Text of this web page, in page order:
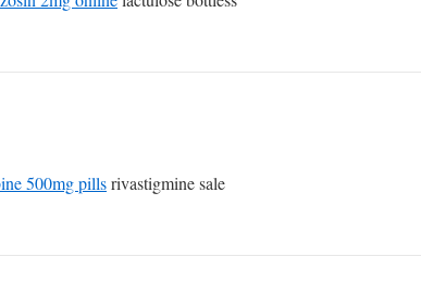
500mg pillsrivastigmine sale